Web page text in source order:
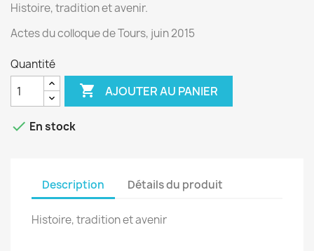
Histoire, tradition et avenir.
Actes du colloque de Tours, juin 2015
Quantité
 AJOUTER AU PANIER
 En stock
Description Détails du produit
Histoire, tradition et avenir